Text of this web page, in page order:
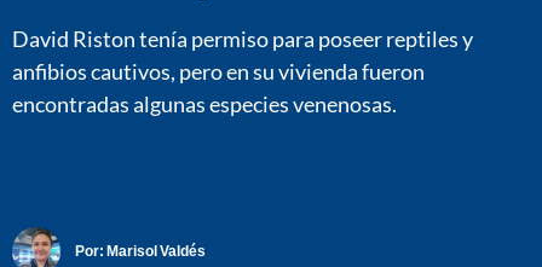
David Riston tenía permiso para poseer reptiles y
anfibios cautivos, pero en su vivienda fueron
encontradas algunas especies venenosas.
Por: Marisol Valdés